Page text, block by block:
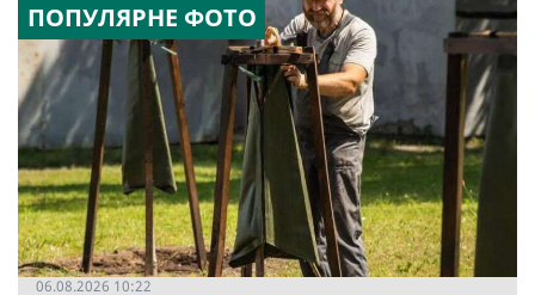
ПОПУЛЯРНЕ ФОТО
06.08.2026 10:22